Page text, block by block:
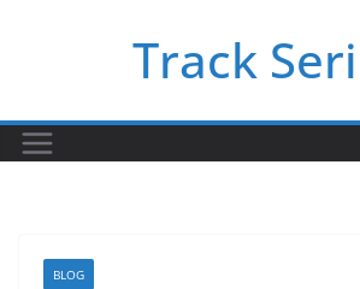
Track
BLOG